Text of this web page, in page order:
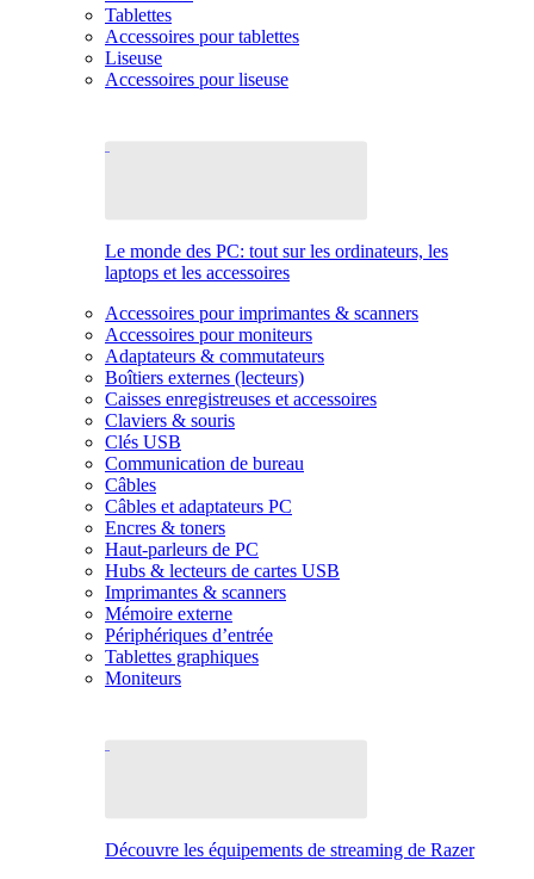
Tablettes
Accessoires pour tablettes
Liseuse
Accessoires pour liseuse
Le monde des PC: tout sur les ordinateurs, les
laptops et les accessoires
Accessoires pour imprimantes & scanners
Accessoires pour moniteurs
Adaptateurs & commutateurs
Boîtiers externes (lecteurs)
Caisses enregistreuses et accessoires
Claviers & souris
Clés USB
Communication de bureau
Câbles
Câbles et adaptateurs PC
Encres & toners
Haut-parleurs de PC
Hubs & lecteurs de cartes USB
Imprimantes & scanners
Mémoire externe
Périphériques d’entrée
Tablettes graphiques
Moniteurs
Découvre les équipements de streaming de Razer